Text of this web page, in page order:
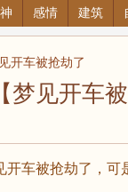
感情 建筑
开车被抢劫了
【梦见开车
车被抢劫了，可